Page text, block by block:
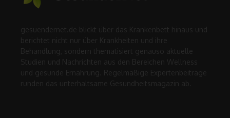
gesuendernet.de blickt über das Krankenbett hinaus und
berichtet nicht nur über Krankheiten und ihre
Behandlung, sondern thematisiert genauso aktuelle
Studien und Nachrichten aus den Bereichen Wellness
und gesunde Ernährung. Regelmäßige Expertenbeiträge
runden das unterhaltsame Gesundheitsmagazin ab.